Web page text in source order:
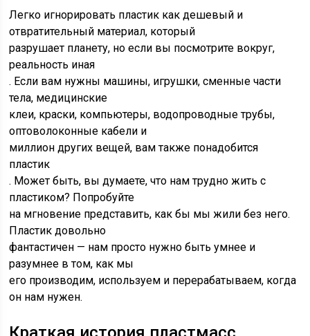
Легко игнорировать пластик как дешевый и
отвратительный материал, который
разрушает планету, но если вы посмотрите вокруг,
реальность иная
. Если вам нужны машины, игрушки, сменные части
тела, медицинские
клеи, краски, компьютеры, водопроводные трубы,
оптоволоконные кабели и
миллион других вещей, вам также понадобится
пластик
. Может быть, вы думаете, что нам трудно жить с
пластиком? Попробуйте
на мгновение представить, как бы мы жили без него.
Пластик довольно
фантастичен — нам просто нужно быть умнее и
разумнее в том, как мы
его производим, используем и перерабатываем, когда
он нам нужен.